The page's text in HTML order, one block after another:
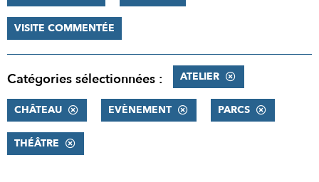
VISITE COMMENTÉE
Catégories sélectionnées : ATELIER
CHÂTEAU EVÈNEMENT PARCS
THÉÂTRE